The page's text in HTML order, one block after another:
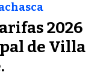
2026
de Villa